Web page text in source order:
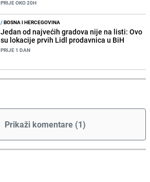
PRIJE OKO 20H
/BOSNA I HERCEGOVINA
Jedan od najvećih gradova nije na listi: Ovo
su lokacije prvih Lidl prodavnica u BiH
PRIJE 1 DAN
Prikaži komentare (1)